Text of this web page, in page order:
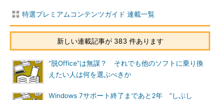
特選プレミアムコンテンツガイド 連載一覧
新しい連載記事が 383 件あります
“脱Office”は無謀？ それでも他のソフトに乗り換
えたい人は何を選ぶべきか
Windows 7サポート終了まであと2年 “しぶし